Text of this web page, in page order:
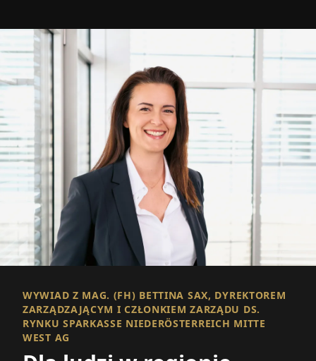
WYWIAD Z MAG. (FH) BETTINA SAX, DYREKTOREM
ZARZĄDZAJĄCYM I CZŁONKIEM ZARZĄDU DS.
RYNKU SPARKASSE NIEDERÖSTERREICH MITTE
WEST AG